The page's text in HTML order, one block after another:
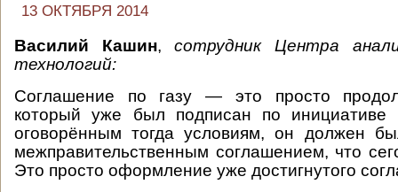
13 ОКТЯБРЯ 2014
Василий Кашин, сотрудник Центра
технологий:
Соглашение по газу — это просто
который уже был подписан по инициативе
оговорённым тогда условиям, он должен
межправительственным соглашением, что
Это просто оформление уже достигнутого